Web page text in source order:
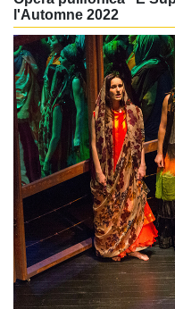
l'Automne 2022